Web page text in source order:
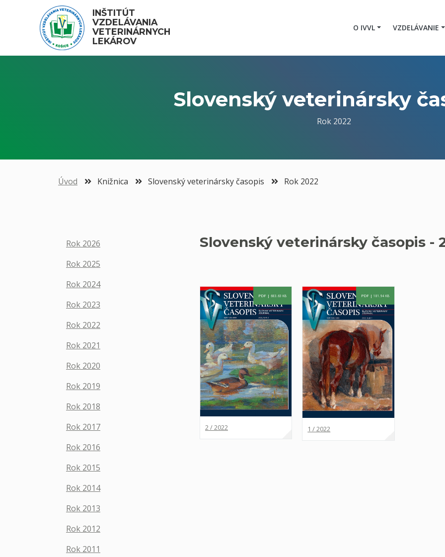
INŠTITÚT
VZDELÁVANIA
VETERINÁRNYCH
LEKÁROV
O IVVL VZDELÁVANIE
Slovenský veterinársky
Rok 2022
Úvod Knižnica Slovenský veterinársky časopis Rok 2022
Rok 2026
Rok 2025
Rok 2024
Rok 2023
Rok 2022
Rok 2021
Rok 2020
Rok 2019
Rok 2018
Rok 2017
Rok 2016
Rok 2015
Rok 2014
Rok 2013
Rok 2012
Rok 2011
Slovenský veterinársky časopis -
PDF |683.63 KB
2 / 2022
PDF | 181.94 KB
1 / 2022